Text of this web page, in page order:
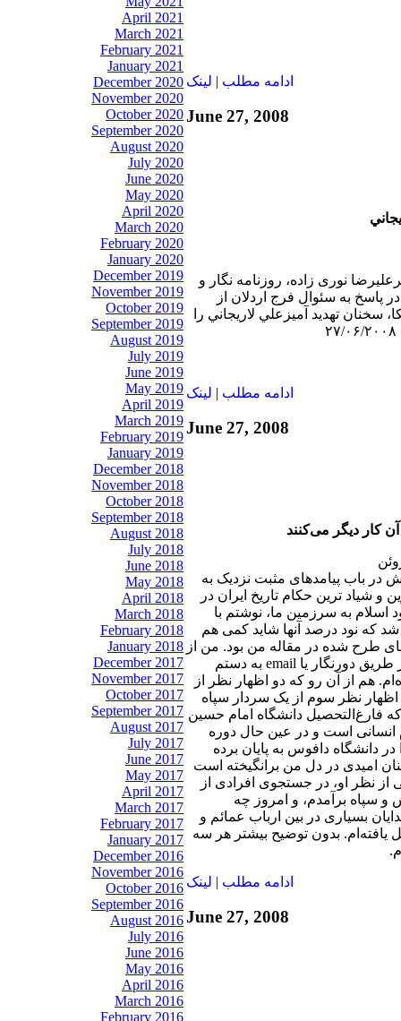
April 2021
March 2021
February 2021
January 2021
December 2020
November 2020
October 2020
September 2020
August 2020
July 2020
June 2020
May 2020
April 2020
March 2020
February 2020
January 2020
December 2019
November 2019
October 2019
September 2019
August 2019
July 2019
June 2019
May 2019
April 2019
March 2019
February 2019
January 2019
December 2018
November 2018
October 2018
September 2018
August 2018
July 2018
June 2018
May 2018
April 2018
March 2018
February 2018
January 2018
December 2017
November 2017
October 2017
September 2017
August 2017
July 2017
June 2017
May 2017
April 2017
March 2017
February 2017
January 2017
December 2016
November 2016
October 2016
September 2016
August 2016
July 2016
June 2016
May 2016
April 2016
March 2016
February 2016
ادامه مطلب | لينک
June 27, 2008
نوری زاده، روزنامه نگار و
پاسخ به سئوال فرج اردلان از
تهديد آميزعلي لاريجاني را
ادامه مطلب | لينک
June 27, 2008
کار دیگر می‌کنند
در باب پیامدهای مثبت نزدیک به
شیاد ترین حکام تاریخ ایران در
اسلام به سرزمین ما، نوشتم با
که نود درصد آنها شاید کمی هم
طرح شده در مقاله من بود. من از
میان اظهارنظرهائی که از طریق دورنگار یا email به دستم
هم از آن رو که دو اظهار نظر از
نظر سوم از یک سردار سپاه
فارغ‌التحصیل دانشگاه امام حسین
انسانی است و در عین حال دوره
دانشگاه دافوس به پایان برده
امیدی در دل من برانگیخته است
از نظر او، در جستجوی افرادی از
و سپاه برآمدم، و امروز چه
بسیاری در بین ارباب عمائم و
بدون توضیح بیشتر هر سه
ادامه مطلب | لينک
June 27, 2008